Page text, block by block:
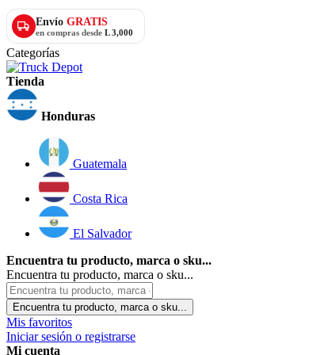
Envío GRATIS
en compras desde L 3,000
Categorías
Tienda
Honduras
Guatemala
Costa Rica
El Salvador
Encuentra tu producto, marca o sku...
Encuentra tu producto, marca o sku...
Encuentra tu producto, marca o sku...
Mis favoritos
Iniciar sesión o registrarse
Mi cuenta